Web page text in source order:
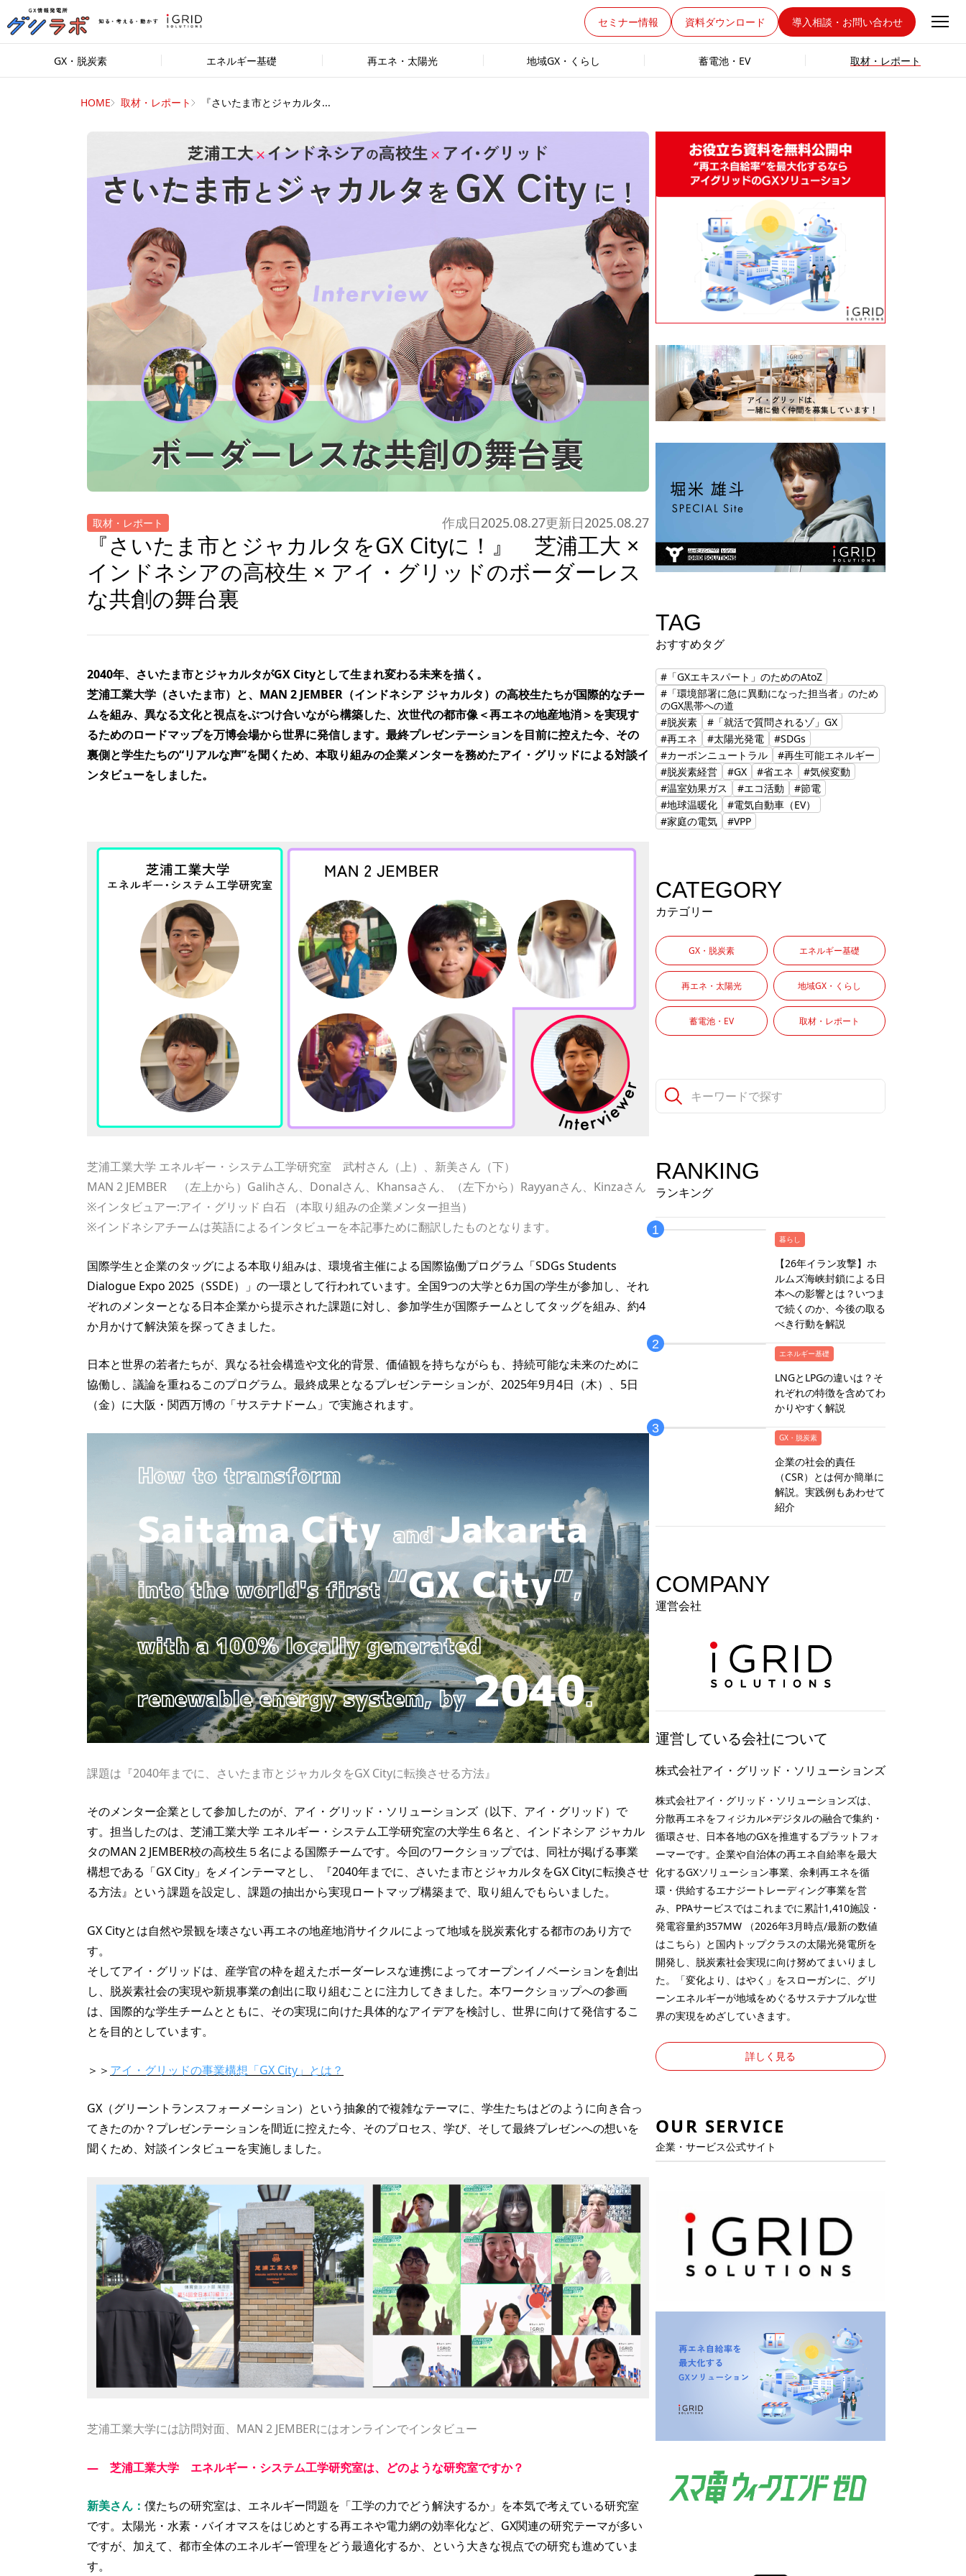
セミナー情報 資料ダウンロード 導入相談・お問い合わせ
GX・脱炭素 エネルギー基礎 再エネ・太陽光 地域GX・くらし 蓄電池・EV 取材・レポート
HOME 取材・レポート 『さいたま市とジャカルタ...
取材・レポート 作成日2025.08.27更新日2025.08.27
『さいたま市とジャカルタをGX Cityに！』 芝浦工大 ×
インドネシアの高校生 × アイ・グリッドのボーダーレス
な共創の舞台裏
2040年、さいたま市とジャカルタがGX Cityとして生まれ変わる未来を描く。
芝浦工業大学（さいたま市）と、MAN 2 JEMBER（インドネシア ジャカルタ）の高校生たちが国際的なチー
ムを組み、異なる文化と視点をぶつけ合いながら構築した、次世代の都市像＜再エネの地産地消＞を実現す
るためのロードマップを万博会場から世界に発信します。最終プレゼンテーションを目前に控えた今、その
裏側と学生たちの“リアルな声”を聞くため、本取り組みの企業メンターを務めたアイ・グリッドによる対談イ
ンタビューをしました。
芝浦工業大学 エネルギー・システム工学研究室 武村さん（上）、新美さん（下）
MAN 2 JEMBER （左上から）Galihさん、Donalさん、Khansaさん、（左下から）Rayyanさん、Kinzaさん
※インタビュアー:アイ・グリッド 白石 （本取り組みの企業メンター担当）
※インドネシアチームは英語によるインタビューを本記事ために翻訳したものとなります。
国際学生と企業のタッグによる本取り組みは、環境省主催による国際協働プログラム「SDGs Students
Dialogue Expo 2025（SSDE）」の一環として行われています。全国9つの大学と6カ国の学生が参加し、それ
ぞれのメンターとなる日本企業から提示された課題に対し、参加学生が国際チームとしてタッグを組み、約4
か月かけて解決策を探ってきました。
日本と世界の若者たちが、異なる社会構造や文化的背景、価値観を持ちながらも、持続可能な未来のために
協働し、議論を重ねるこのプログラム。最終成果となるプレゼンテーションが、2025年9月4日（木）、5日
（金）に大阪・関西万博の「サステナドーム」で実施されます。
課題は『2040年までに、さいたま市とジャカルタをGX Cityに転換させる方法』
そのメンター企業として参加したのが、アイ・グリッド・ソリューションズ（以下、アイ・グリッド）で
す。担当したのは、芝浦工業大学 エネルギー・システム工学研究室の大学生６名と、インドネシア ジャカル
タのMAN 2 JEMBER校の高校生５名による国際チームです。今回のワークショップでは、同社が掲げる事業
構想である「GX City」をメインテーマとし、『2040年までに、さいたま市とジャカルタをGX Cityに転換させ
る方法』という課題を設定し、課題の抽出から実現ロートマップ構築まで、取り組んでもらいました。
GX Cityとは自然や景観を壊さない再エネの地産地消サイクルによって地域を脱炭素化する都市のあり方で
す。
そしてアイ・グリッドは、産学官の枠を超えたボーダーレスな連携によってオープンイノベーションを創出
し、脱炭素社会の実現や新規事業の創出に取り組むことに注力してきました。本ワークショップへの参画
は、国際的な学生チームとともに、その実現に向けた具体的なアイデアを検討し、世界に向けて発信するこ
とを目的としています。
＞＞ アイ・グリッドの事業構想「GX City」とは？
GX（グリーントランスフォーメーション）という抽象的で複雑なテーマに、学生たちはどのように向き合っ
てきたのか？プレゼンテーションを間近に控えた今、そのプロセス、学び、そして最終プレゼンへの想いを
聞くため、対談インタビューを実施しました。
芝浦工業大学には訪問対面、MAN 2 JEMBERにはオンラインでインタビュー
― 芝浦工業大学 エネルギー・システム工学研究室は、どのような研究室ですか？
新美さん ： 僕たちの研究室は、エネルギー問題を「工学の力でどう解決するか」を本気で考えている研究室
です。太陽光・水素・バイオマスをはじめとする再エネや電力網の効率化など、GX関連の研究テーマが多い
ですが、加えて、都市全体のエネルギー管理をどう最適化するか、という大きな視点での研究も進めていま
す。
TAG
おすすめタグ
#「GXエキスパート」のためのAtoZ
#「環境部署に急に異動になった担当者」のため
のGX黒帯への道
#脱炭素
#「就活で質問されるゾ」GX
#再エネ
#太陽光発電
#SDGs
#カーボンニュートラル
#再生可能エネルギー
#脱炭素経営
#GX #省エネ
#気候変動
#温室効果ガス
#エコ活動
#節電
#地球温暖化
#電気自動車（EV）
#家庭の電気
#VPP
CATEGORY
カテゴリー
GX・脱炭素 エネルギー基礎
再エネ・太陽光 地域GX・くらし
蓄電池・EV 取材・レポート
RANKING
ランキング
暮らし
【26年イラン攻撃】ホ
ルムズ海峡封鎖による日
本への影響とは？いつま
で続くのか、今後の取る
べき行動を解説
エネルギー基礎
LNGとLPGの違いは？そ
れぞれの特徴を含めてわ
かりやすく解説
GX・脱炭素
企業の社会的責任
（CSR）とは何か簡単に
解説。実践例もあわせて
紹介
COMPANY
運営会社
運営している会社について
株式会社アイ・グリッド・ソリューションズ
株式会社アイ・グリッド・ソリューションズは、
分散再エネをフィジカル×デジタルの融合で集約・
循環させ、日本各地のGXを推進するプラットフォ
ーマーです。企業や自治体の再エネ自給率を最大
化するGXソリューション事業、余剰再エネを循
環・供給するエナジートレーディング事業を営
み、PPAサービスではこれまでに累計1,410施設・
発電容量約357MW （2026年3月時点/最新の数値
はこちら ）と国内トップクラスの太陽光発電所を
開発し、脱炭素社会実現に向け努めてまいりまし
た。「変化より、はやく」をスローガンに、グリ
ーンエネルギーが地域をめぐるサステナブルな世
界の実現をめざしていきます。
詳しく見る
OUR SERVICE
企業・サービス公式サイト